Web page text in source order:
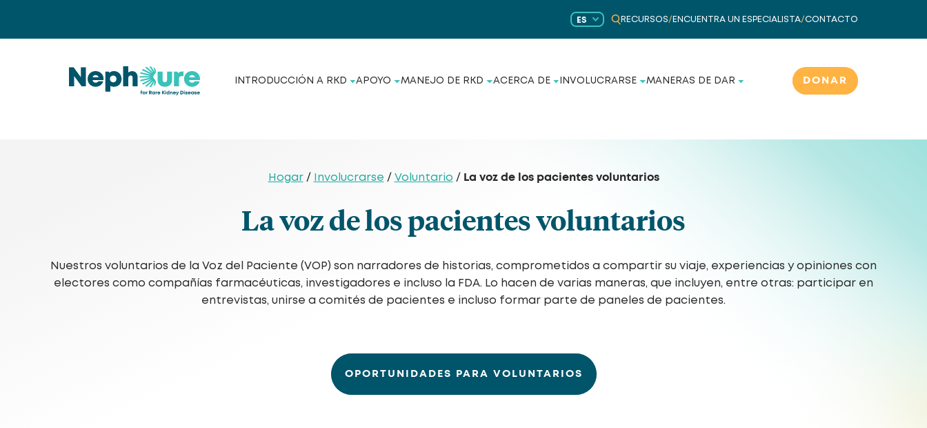
ES RECURSOS/ ENCUENTRA UN ESPECIALISTA/CONTACTO
INTRODUCCIÓN A RKD APOYO MANEJO DE RKD ACERCA DE INVOLUCRARSE MANERAS DE DAR DONAR
Hogar/ Involucrarse / Voluntario / La voz de los pacientes voluntarios
La voz de los pacientes voluntarios
Nuestros voluntarios de la Voz del Paciente (VOP) son narradores de historias, comprometidos a compartir su viaje, experiencias y opiniones con
electores como compañías farmacéuticas, investigadores e incluso la FDA. Lo hacen de varias maneras, que incluyen, entre otras: participar en
entrevistas, unirse a comités de pacientes e incluso formar parte de paneles de pacientes.
OPORTUNIDADES PARA VOLUNTARIOS